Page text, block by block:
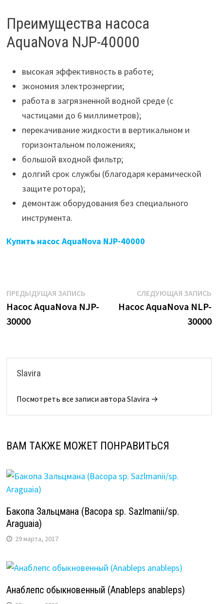
Преимущества насоса
AquaNova NJP-40000
высокая эффективность в работе;
экономия электроэнергии;
работа в загрязненной водной среде (с
частицами до 6 миллиметров);
перекачивание жидкости в вертикальном и
горизонтальном положениях;
большой входной фильтр;
долгий срок службы (благодаря керамической
защите ротора);
демонтаж оборудования без специального
инструмента.
Купить насос AquaNova NJP-40000
Навигация
по
ПРЕДЫДУЩАЯ ЗАПИСЬПредыдущая
запись:
Насос AquaNova NJP-
30000
СЛЕДУЮЩАЯ ЗАПИСЬ
Насос AquaNova NLP-
30000
Slavira
Посмотреть все записи автора Slavira →
ВАМ ТАКЖЕ МОЖЕТ ПОНРАВИТЬСЯ
Бакопа Зальцмана (Bacopa sp. Sazlmanii/sp.
Araguaia)
29 марта, 2017
Анаблепс обыкновенный (Anableps anableps)